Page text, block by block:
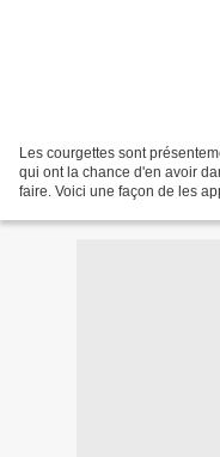
Les courgettes sont
qui ont la chance d'en avoir
faire. Voici une façon de les